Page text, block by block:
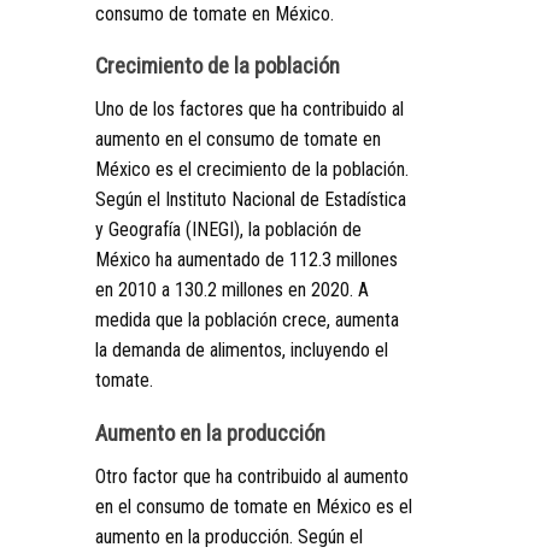
consumo de tomate en México.
Crecimiento de la población
Uno de los factores que ha contribuido al
aumento en el consumo de tomate en
México es el crecimiento de la población.
Según el Instituto Nacional de Estadística
y Geografía (INEGI), la población de
México ha aumentado de 112.3 millones
en 2010 a 130.2 millones en 2020. A
medida que la población crece, aumenta
la demanda de alimentos, incluyendo el
tomate.
Aumento en la producción
Otro factor que ha contribuido al aumento
en el consumo de tomate en México es el
aumento en la producción. Según el